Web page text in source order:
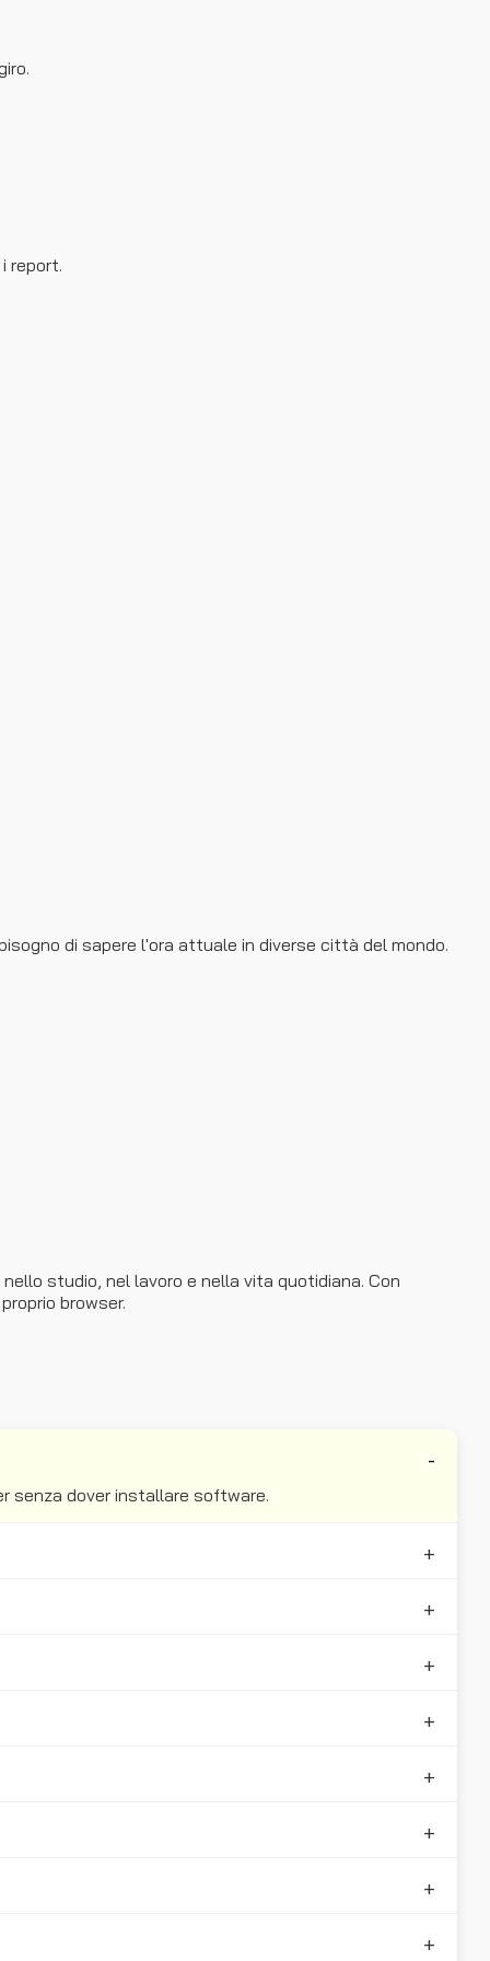
report.
di sapere l'ora attuale in diverse città del mondo.
studio, nel lavoro e nella vita quotidiana. Con
browser.
senza dover installare software.